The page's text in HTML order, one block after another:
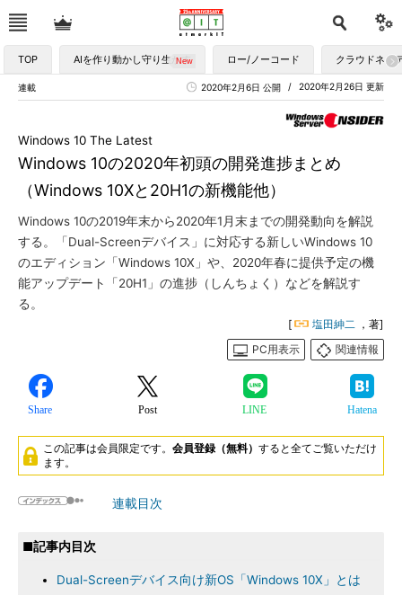
TOP AIを作り動かし守り生かす ロー/ノーコード クラウドネイ
連載 2020年2月26日 更新
2020年2月6日 公開
Windows 10の2020年初頭の開発進捗まとめ
（Windows 10Xと20H1の新機能他）
Windows 10 The Latest
Windows 10の2019年末から2020年1月末までの開発動向を解説
する。「Dual-Screenデバイス」に対応する新しいWindows 10
のエディション「Windows 10X」や、2020年春に提供予定の機
能アップデート「20H1」の進捗（しんちょく）などを解説す
る。
[ 塩田紳二 ，著]
PC用表示
関連情報
Share Post LINE Hatena
この記事は会員限定です。 会員登録（無料） すると全てご覧いただけ
ます。
連載目次
■記事内目次
Dual-Screenデバイス向け新OS「Windows 10X」とは